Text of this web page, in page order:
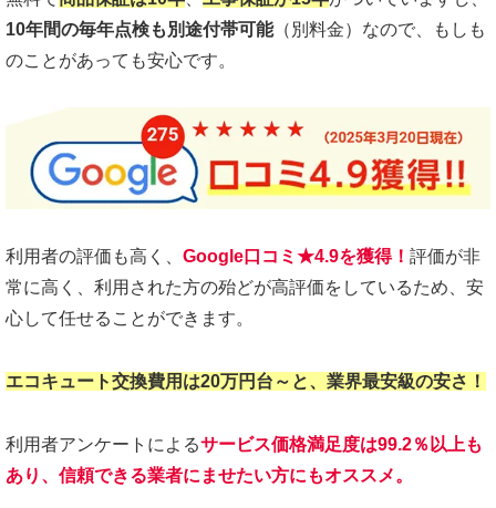
10年間の毎年点検も別途付帯可能（別料金）なので、もしも
のことがあっても安心です。
利用者の評価も高く、 Google口コミ★4.9を獲得！ 評価が非
常に高く、利用された方の殆どが高評価をしているため、安
心して任せることができます。
エコキュート交換費用は20万円台～と、業界最安級の安さ！
利用者アンケートによるサービス価格満足度は99.2％以上も
あり、信頼できる業者にませたい方にもオススメ。